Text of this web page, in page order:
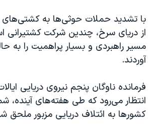
با تشدید حملات حوثی‌ها به کشتی‌های
از دریای سرخ، چندین شرکت کشتیرانی
مسیر راهبردی و بسیار پراهمیت را به
آوردند.
فرمانده ناوگان پنجم نیروی دریایی
انتظار می‌رود که طی هفته‌های آینده،
کشورها به ائتلاف دریایی مزبور ملحق